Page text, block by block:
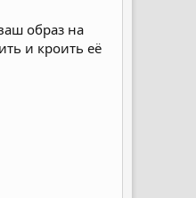
образ на
и кроить её